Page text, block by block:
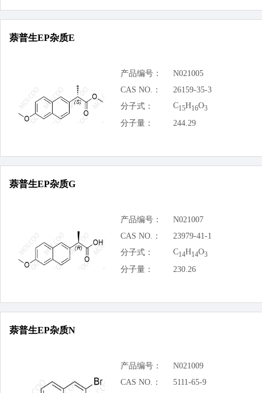
萘普生EP杂质E
产品编号：
N021005
CAS NO.：
26159-35-3
分子式：
C15H16O3
分子量： 244.29
萘普生EP杂质G
产品编号：
N021007
CAS NO.：
23979-41-1
分子式：
C14H14O3
分子量： 230.26
萘普生EP杂质N
产品编号：
N021009
CAS NO.：
5111-65-9